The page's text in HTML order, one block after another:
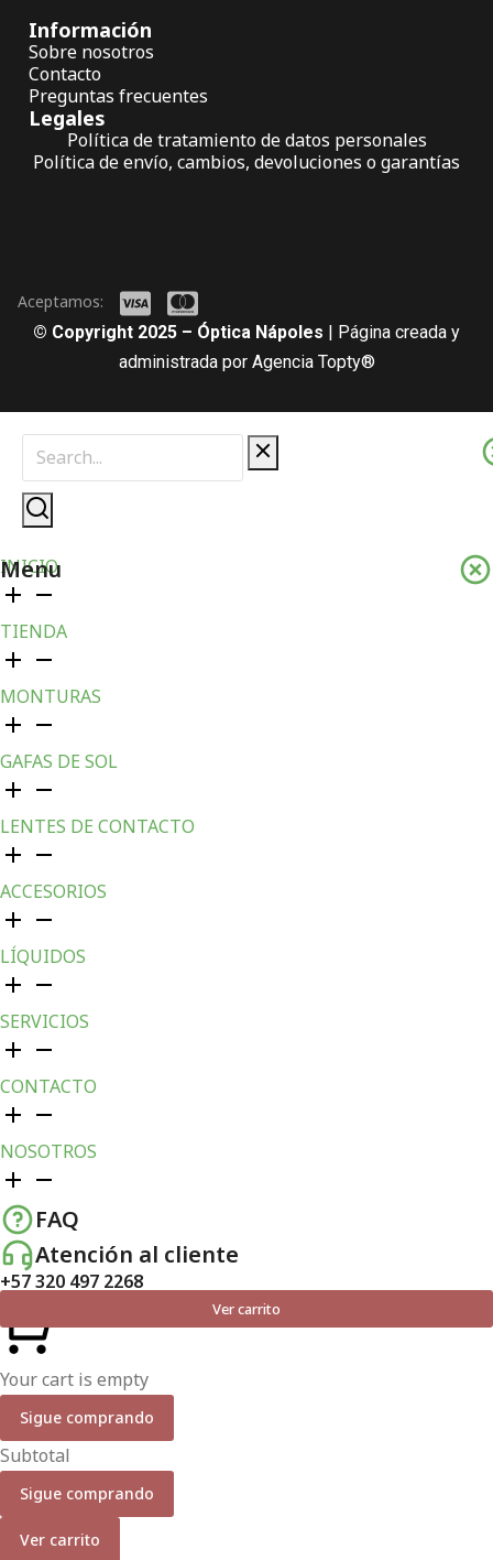
Información
Sobre nosotros
Contacto
Preguntas frecuentes
Legales
Política de tratamiento de datos personales
Política de envío, cambios, devoluciones o garantías
© Copyright 2025 – Óptica Nápoles | Página creada y
administrada por Agencia Topty®
Aceptamos:
Menu
INICIO
TIENDA
MONTURAS
GAFAS DE SOL
LENTES DE CONTACTO
ACCESORIOS
LÍQUIDOS
SERVICIOS
CONTACTO
NOSOTROS
FAQ
Atención al cliente
+57 320 497 2268
Ver carrito
Your cart is empty
Sigue comprando
Subtotal
Sigue comprando
Ver carrito